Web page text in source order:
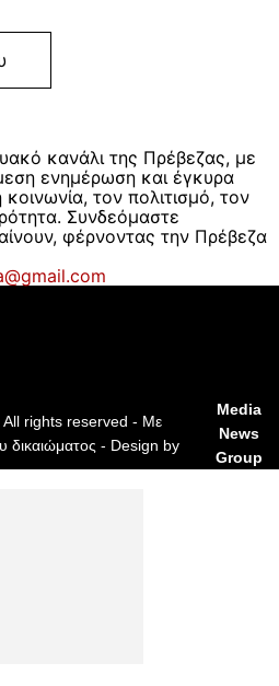
κανάλι της Πρέβεζας, με
ενημέρωση και έγκυρα
τον πολιτισμό, τον
Συνδεόμαστε
φέρνοντας την Πρέβεζα
rights reserved - Με
δικαιώματος - Design by
Media
News
Group